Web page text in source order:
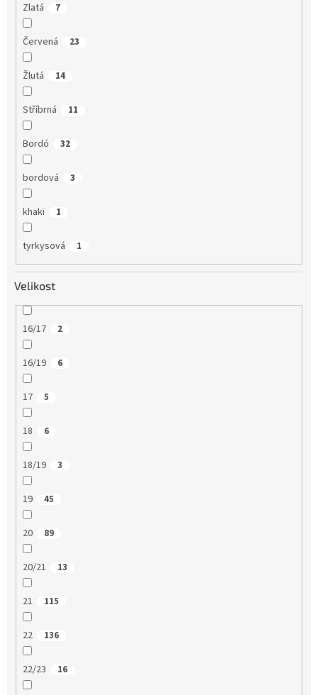
Zlatá 7
Červená 23
Žlutá 14
Stříbrná 11
Bordó 32
bordová 3
khaki 1
tyrkysová 1
Velikost
16/17 2
16/19 6
17 5
18 6
18/19 3
19 45
20 89
20/21 13
21 115
22 136
22/23 16